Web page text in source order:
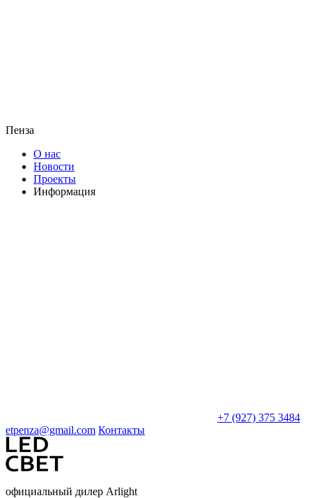
Пенза
О нас
Новости
Проекты
Информация
+7 (927) 375 3484
etpenza@gmail.com Контакты
официальный дилер Arlight